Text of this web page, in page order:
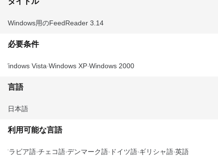
Windows用のFeedReader 3.14
必要条件
Windows Vista Windows XP Windows 2000
言語
日本語
利用可能な言語
アラビア語 チェコ語 デンマーク語 ドイツ語 ギリシャ語 英語